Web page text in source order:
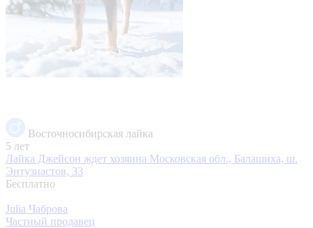
Восточносибирская лайка
5 лет
Лайка Джейсон ждет хозяина Московская обл., Балашиха, ш.
Энтузиастов, 33
Бесплатно
Julia Чаброва
Частный продавец